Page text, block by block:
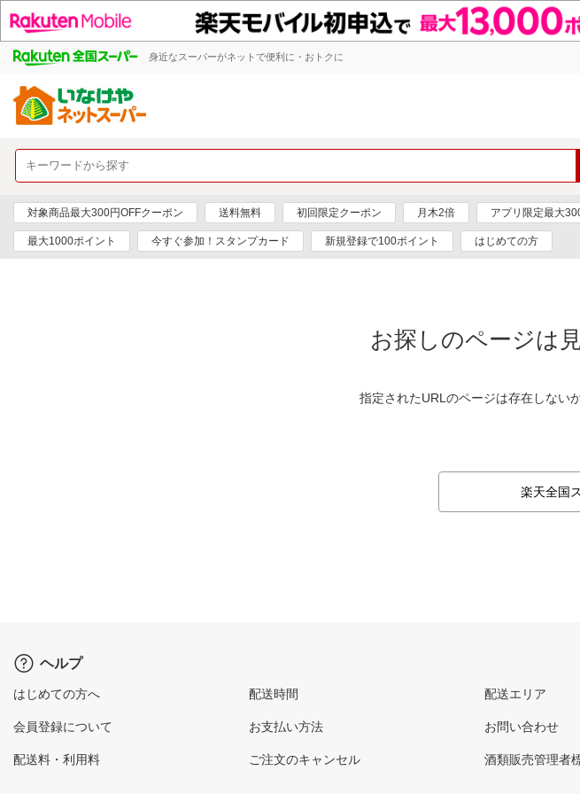
身近なスーパーがネットで便利に・おトクに
対象商品最大300円OFFクーポン 送料無料 初回限定クーポン 月木2倍 アプリ限定最大
最大1000ポイント 今すぐ参加！スタンプカード 新規登録で100ポイント はじめての方
お探しのページは
指定されたURLのページは存在しない
楽天全国
ヘルプ
はじめての方へ
会員登録について
配送料・利用料
配送時間
お支払い方法
ご注文のキャンセル
配送エリア
お問い合わせ
酒類販売管理者